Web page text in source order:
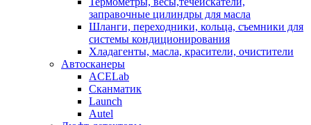
заправочные цилиндры для масла
Шланги, переходники, кольца, съемники для
системы кондиционирования
Хладагенты, масла, красители, очистители
Автосканеры
ACELab
Сканматик
Launch
Autel